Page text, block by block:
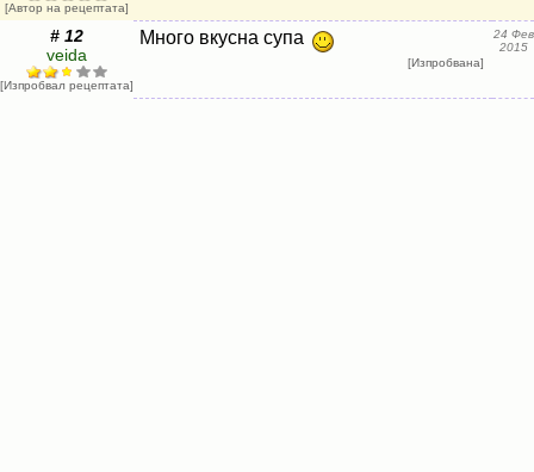
[Автор на рецептата]
# 12
veida
[Изпробвал рецептата]
Много вкусна супа
[Изпробвана]
24 Фев
2015